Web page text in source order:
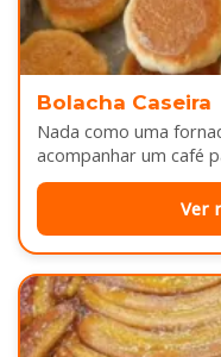
Bolacha Caseira
Nada como uma
acompanhar um café
ficam levemente
Ver